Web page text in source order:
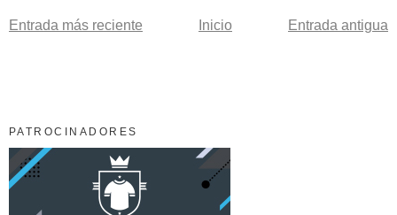
Entrada más reciente Entrada antigua
Inicio
PATROCINADORES